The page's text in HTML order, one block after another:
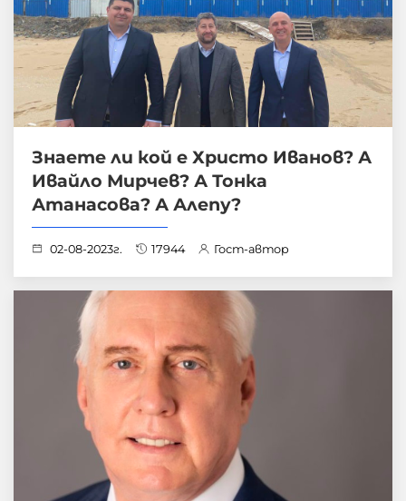
Знаете ли кой е Христо Иванов? А
Ивайло Мирчев? А Тонка
Атанасова? А Алепу?
02-08-2023г. 17944 Гост-автор